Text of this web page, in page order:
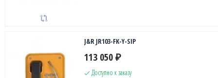
J&R JR103-FK-Y-SIP
113 050 ₽
Доступно к заказу